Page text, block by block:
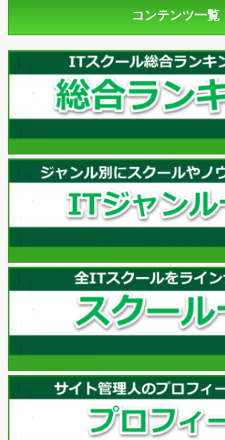
コンテンツ一覧